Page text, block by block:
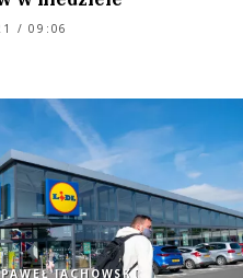
/ 09:06
PAWEŁ JACHOWSKI